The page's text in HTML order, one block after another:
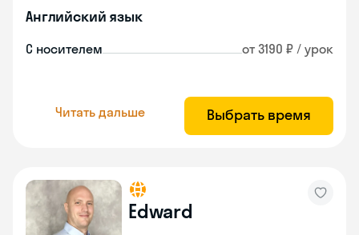
Английский язык
С носителем от 3190 ₽ / урок
Читать дальше Выбрать время
Edward